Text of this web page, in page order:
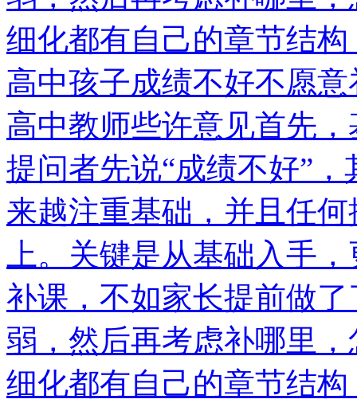
细化都有自己的章节结
高中孩子成绩不好不愿
高中教师些许意见首先
提问者先说“成绩不好”
来越注重基础，并且任
上。关键是从基础入手
补课，不如家长提前做
弱，然后再考虑补哪里
细化都有自己的章节结